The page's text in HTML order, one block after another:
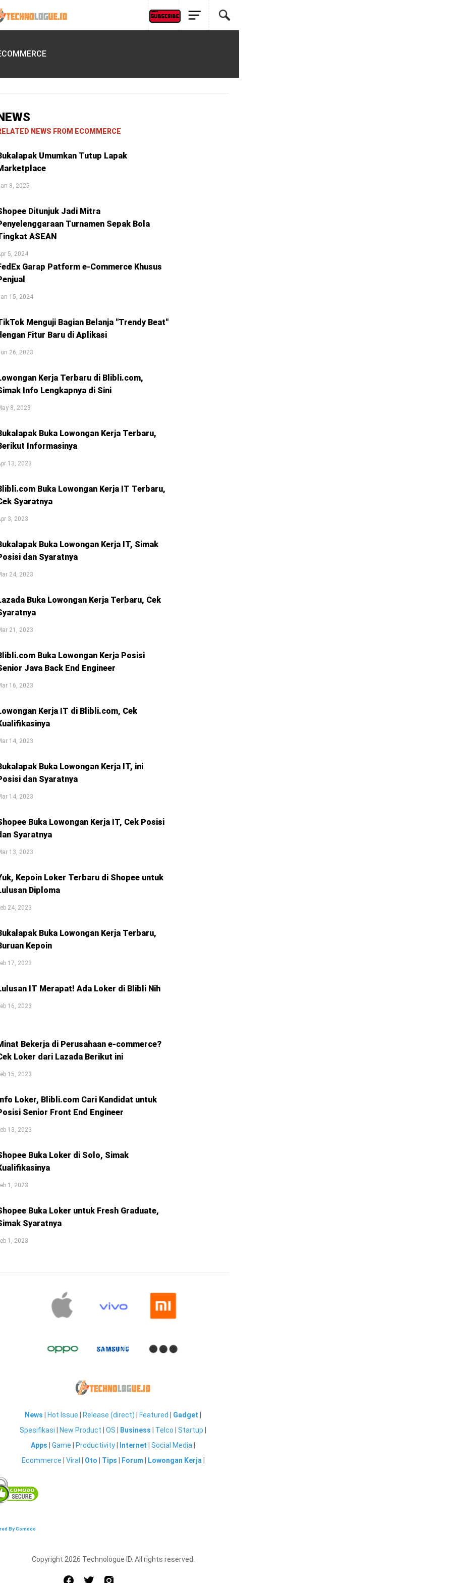
NEWS FROM ECOMMERCE
Umumkan Tutup Lapak
8, 2025
Ditunjuk Jadi Mitra
Turnamen Sepak Bola
ASEAN
5, 2024
Garap Patform e-Commerce Khusus
15, 2024
Menguji Bagian Belanja "Trendy Beat"
Fitur Baru di Aplikasi
26, 2023
Kerja Terbaru di Blibli.com,
Info Lengkapnya di Sini
8, 2023
Buka Lowongan Kerja Terbaru,
Informasinya
13, 2023
Buka Lowongan Kerja IT Terbaru,
Syaratnya
3, 2023
Buka Lowongan Kerja IT, Simak
dan Syaratnya
24, 2023
Buka Lowongan Kerja Terbaru, Cek
21, 2023
Buka Lowongan Kerja Posisi
Java Back End Engineer
16, 2023
Kerja IT di Blibli.com, Cek
14, 2023
Buka Lowongan Kerja IT, ini
dan Syaratnya
14, 2023
Buka Lowongan Kerja IT, Cek Posisi
Syaratnya
13, 2023
Kepoin Loker Terbaru di Shopee untuk
Diploma
24, 2023
Buka Lowongan Kerja Terbaru,
Kepoin
17, 2023
IT Merapat! Ada Loker di Blibli Nih
16, 2023
Bekerja di Perusahaan e-commerce?
Loker dari Lazada Berikut ini
15, 2023
Loker, Blibli.com Cari Kandidat untuk
Senior Front End Engineer
13, 2023
Buka Loker di Solo, Simak
1, 2023
Buka Loker untuk Fresh Graduate,
Syaratnya
1, 2023
News Hot Issue Release (direct) Featured Gadget
Spesifikasi
New Product OS Business Telco Startup
Apps
Game Productivity Internet Social Media
Ecommerce
Viral Oto Tips Forum Lowongan Kerja
By Comodo
Copyright 2026 Technologue ID. All rights reserved.